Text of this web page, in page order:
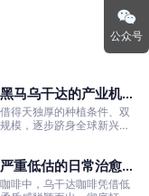
马乌干达的产业机遇
得天独厚的种植条件、双
模，逐步跻身全球新兴咖
重低估的日常治愈口
啡中，乌干达咖啡凭借低
公众号